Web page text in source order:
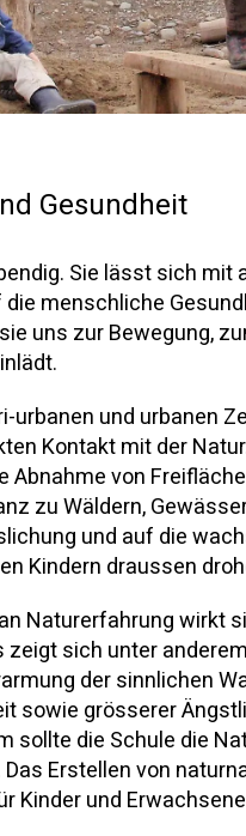
Gesundheit
Sie lässt sich
menschliche
uns zur Bewegung,
urbanen und urbanen
Kontakt mit der
Abnahme von
zu Wäldern,
und auf die
Kindern draussen
Naturerfahrung wirkt
zeigt sich unter
der sinnlichen
sowie grösserer
sollte die Schule die
Erstellen von
Kinder und